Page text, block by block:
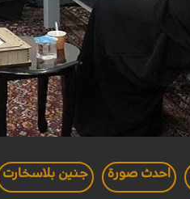
احدث صورة جنين بلاسخارت